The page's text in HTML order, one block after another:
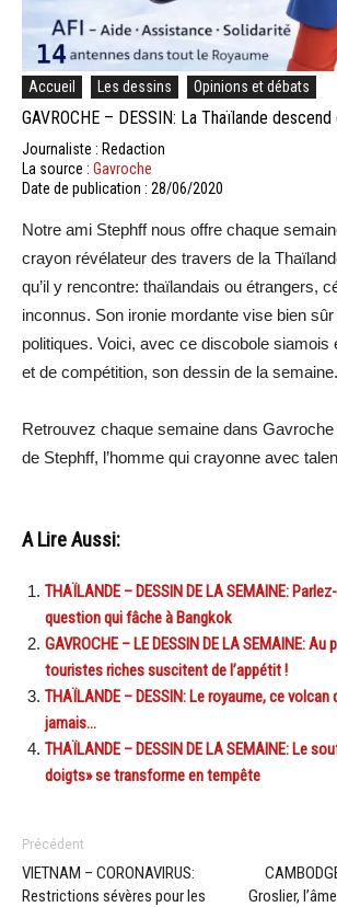
Accueil Les dessins Opinions et débats
GAVROCHE – DESSIN: La Thaïlande
Journaliste : Redaction
La source : Gavroche
Date de publication : 28/06/2020
Notre ami Stephff nous offre chaque
crayon révélateur des travers de la
qu’il y rencontre: thaïlandais ou étrangers,
inconnus. Son ironie mordante vise bien
politiques. Voici, avec ce discobole siamois
et de compétition, son dessin de la semaine.
Retrouvez chaque semaine dans
de Stephff, l’homme qui crayonne avec
A Lire Aussi:
THAÏLANDE – DESSIN DE LA SEMAINE:
question qui fâche à Bangkok
GAVROCHE – LE DESSIN DE LA SEMAINE:
touristes riches suscitent de l’appétit !
THAÏLANDE – DESSIN: Le royaume, ce volcan
jamais…
THAÏLANDE – DESSIN DE LA SEMAINE: Le
doigts» se transforme en tempête
Précédent
VIETNAM – CORONAVIRUS:
Restrictions sévères pour les
Groslier,